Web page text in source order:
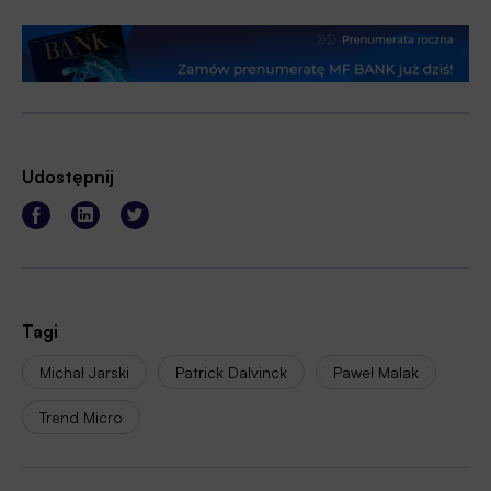
Udostępnij
Tagi
Michał Jarski Patrick Dalvinck Paweł Malak
Trend Micro